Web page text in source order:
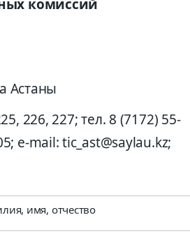
комиссий
Астаны
226, 227; тел. 8 (7172) 55-
e-mail: tic_ast@saylau.kz;
имя, отчество